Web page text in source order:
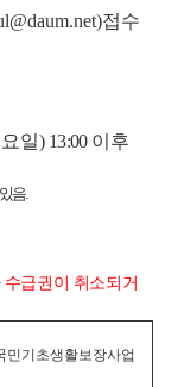
접수
일) 13:00 이후
음.
급권이 취소되거
민기초생활보장사업